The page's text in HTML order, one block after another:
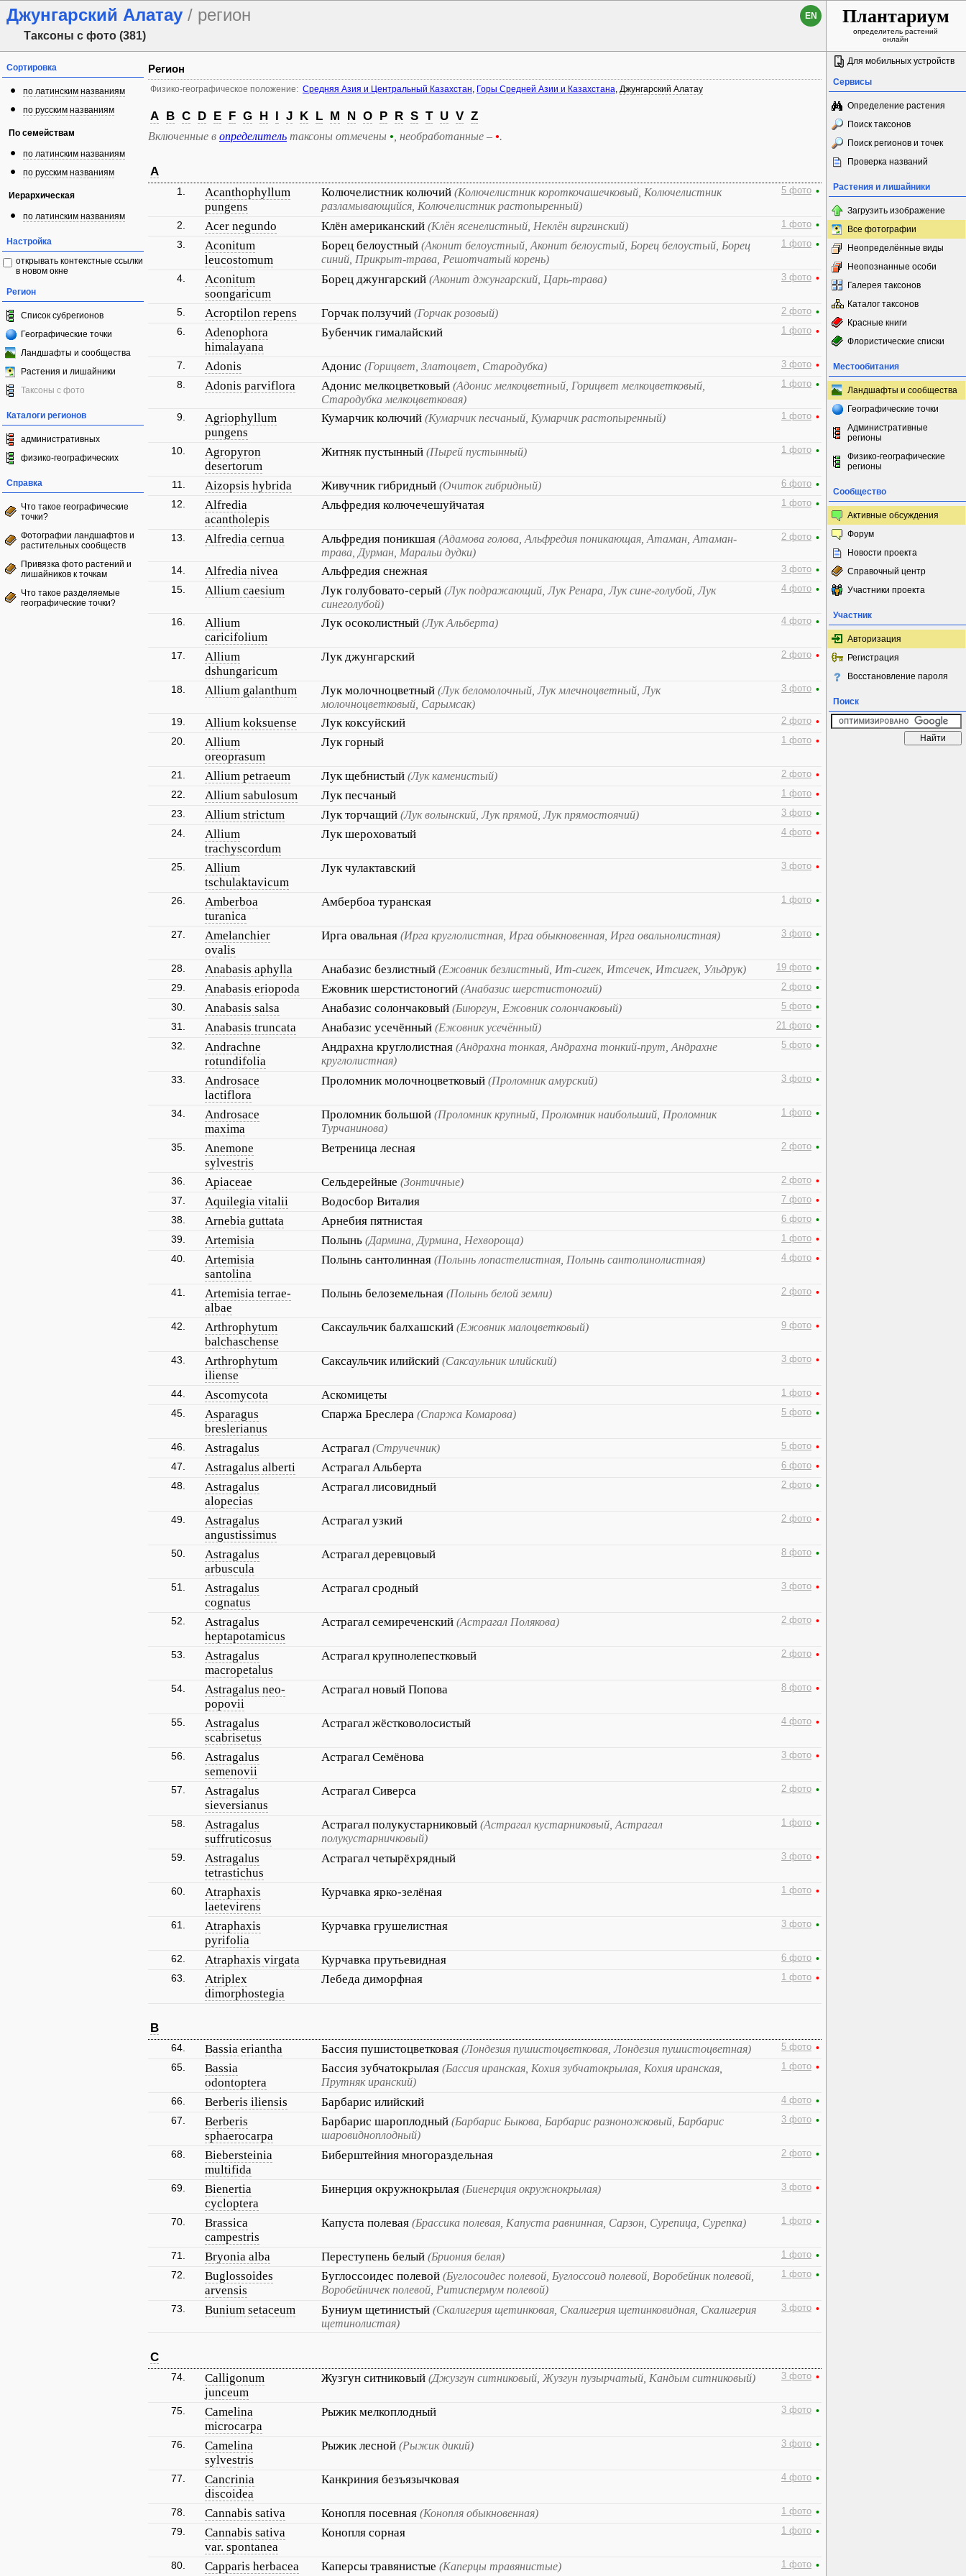
Джунгарский Алатау / регион
Таксоны с фото (381)
EN Плантариум
определитель растений
онлайн
Сортировка
по латинским названиям
по русским названиям
По семействам
по латинским названиям
по русским названиям
Иерархическая
по латинским названиям
Настройка
открывать контекстные ссылки
в новом окне
Регион
Список субрегионов
Географические точки
Ландшафты и сообщества
Растения и лишайники
Таксоны с фото
Каталоги регионов
административных
физико-географических
Справка
Что такое географические
точки?
Фотографии ландшафтов и
растительных сообществ
Привязка фото растений и
лишайников к точкам
Что такое разделяемые
географические точки?
Регион
Физико-географическое положение: Средняя Азия и Центральный Казахстан, Горы Средней Азии и Казахстана, Джунгарский Алатау
A B C D E F G H I J K L M N O P R S T U V Z
Включенные в определитель таксоны отмечены • , необработанные – •.
A
1.
Acanthophyllum
pungens
Колючелистник колючий (Колючелистник короткочашечковый, Колючелистник
разламывающийся, Колючелистник растопыренный)
5 фото •
2. Acer negundo Клён американский (Клён ясенелистный, Неклён виргинский) 1 фото •
3.
Aconitum
leucostomum
Борец белоустный (Аконит белоустный, Аконит белоустый, Борец белоустый, Борец
синий, Прикрыт-трава, Решотчатый корень)
1 фото •
4.
Aconitum
soongaricum
Борец джунгарский (Аконит джунгарский, Царь-трава) 3 фото •
5. Acroptilon repens Горчак ползучий (Горчак розовый) 2 фото •
6.
Adenophora
himalayana
Бубенчик гималайский 1 фото •
7. Adonis Адонис (Горицвет, Златоцвет, Стародубка) 3 фото •
8.
Adonis parviflora Адонис мелкоцветковый (Адонис мелкоцветный, Горицвет мелкоцветковый,
Стародубка мелкоцветковая)
1 фото •
9.
Agriophyllum
pungens
Кумарчик колючий (Кумарчик песчаный, Кумарчик растопыренный) 1 фото •
10.
Agropyron
desertorum
Житняк пустынный (Пырей пустынный) 1 фото •
11. Aizopsis hybrida Живучник гибридный (Очиток гибридный) 6 фото •
12.
Alfredia
acantholepis
Альфредия колючечешуйчатая 1 фото •
13. Alfredia cernua Альфредия поникшая (Адамова голова, Альфредия поникающая, Атаман, Атаман-
трава, Дурман, Маральи дудки)
2 фото •
14. Alfredia nivea Альфредия снежная 3 фото •
15.
Allium caesium Лук голубовато-серый (Лук подражающий, Лук Ренара, Лук сине-голубой, Лук
синеголубой)
4 фото •
16.
Allium
caricifolium
Лук осоколистный (Лук Альберта) 4 фото •
17.
Allium
dshungaricum
Лук джунгарский 2 фото •
18. Allium galanthum Лук молочноцветный (Лук беломолочный, Лук млечноцветный, Лук
молочноцветковый, Сарымсак)
3 фото •
19. Allium koksuense Лук коксуйский 2 фото •
20.
Allium
oreoprasum
Лук горный 1 фото •
21. Allium petraeum Лук щебнистый (Лук каменистый) 2 фото •
22.
Allium sabulosum Лук песчаный 1 фото •
23.
Allium strictum Лук торчащий (Лук волынский, Лук прямой, Лук прямостоячий) 3 фото •
24.
Allium
trachyscordum
Лук шероховатый 4 фото •
25.
Allium
tschulaktavicum
Лук чулактавский 3 фото •
26.
Amberboa
turanica
Амбербоа туранская 1 фото •
27.
Amelanchier
ovalis
Ирга овальная (Ирга круглолистная, Ирга обыкновенная, Ирга овальнолистная) 3 фото •
28. Anabasis aphylla Анабазис безлистный (Ежовник безлистный, Ит-сигек, Итсечек, Итсигек, Ульдрук) 19 фото •
29.
Anabasis eriopoda Ежовник шерстистоногий (Анабазис шерстистоногий) 2 фото •
30.
Anabasis salsa Анабазис солончаковый (Биюргун, Ежовник солончаковый) 5 фото •
31.
Anabasis truncata Анабазис усечённый (Ежовник усечённый) 21 фото •
32.
Andrachne
rotundifolia
Андрахна круглолистная (Андрахна тонкая, Андрахна тонкий-прут, Андрахне
круглолистная)
5 фото •
33.
Androsace
lactiflora
Проломник молочноцветковый (Проломник амурский) 3 фото •
34.
Androsace
maxima
Проломник большой (Проломник крупный, Проломник наибольший, Проломник
Турчанинова)
1 фото •
35.
Anemone
sylvestris
Ветреница лесная 2 фото •
36. Apiaceae Сельдерейные (Зонтичные) 2 фото •
37.
Aquilegia vitalii Водосбор Виталия 7 фото •
38.
Arnebia guttata Арнебия пятнистая 6 фото •
39.
Artemisia Полынь (Дармина, Дурмина, Нехвороща) 1 фото •
40.
Artemisia
santolina
Полынь сантолинная (Полынь лопастелистная, Полынь сантолинолистная) 4 фото •
41.
Artemisia terrae-
albae
Полынь белоземельная (Полынь белой земли) 2 фото •
42.
Arthrophytum
balchaschense
Саксаульчик балхашский (Ежовник малоцветковый) 9 фото •
43.
Arthrophytum
iliense
Саксаульчик илийский (Саксаульник илийский) 3 фото •
44. Ascomycota Аскомицеты 1 фото •
45.
Asparagus
breslerianus
Спаржа Бреслера (Спаржа Комарова) 5 фото •
46. Astragalus Астрагал (Стручечник) 5 фото •
47.
Astragalus alberti Астрагал Альберта 6 фото •
48.
Astragalus
alopecias
Астрагал лисовидный 2 фото •
49.
Astragalus
angustissimus
Астрагал узкий 2 фото •
50.
Astragalus
arbuscula
Астрагал деревцовый 8 фото •
51.
Astragalus
cognatus
Астрагал сродный 3 фото •
52.
Astragalus
heptapotamicus
Астрагал семиреченский (Астрагал Полякова) 2 фото •
53.
Astragalus
macropetalus
Астрагал крупнолепестковый 2 фото •
54.
Astragalus neo-
popovii
Астрагал новый Попова 8 фото •
55.
Astragalus
scabrisetus
Астрагал жёстковолосистый 4 фото •
56.
Astragalus
semenovii
Астрагал Семёнова 3 фото •
57.
Astragalus
sieversianus
Астрагал Сиверса 2 фото •
58.
Astragalus
suffruticosus
Астрагал полукустарниковый (Астрагал кустарниковый, Астрагал
полукустарничковый)
1 фото •
59.
Astragalus
tetrastichus
Астрагал четырёхрядный 3 фото •
60.
Atraphaxis
laetevirens
Курчавка ярко-зелёная 1 фото •
61.
Atraphaxis
pyrifolia
Курчавка грушелистная 3 фото •
62. Atraphaxis virgata Курчавка прутьевидная 6 фото •
63.
Atriplex
dimorphostegia
Лебеда диморфная 1 фото •
B
64. Bassia eriantha Бассия пушистоцветковая (Лондезия пушистоцветковая, Лондезия пушистоцветная) 5 фото •
65.
Bassia
odontoptera
Бассия зубчатокрылая (Бассия иранская, Кохия зубчатокрылая, Кохия иранская,
Прутняк иранский)
1 фото •
66. Berberis iliensis Барбарис илийский 4 фото •
67.
Berberis
sphaerocarpa
Барбарис шароплодный (Барбарис Быкова, Барбарис разноножковый, Барбарис
шаровидноплодный)
3 фото •
68.
Biebersteinia
multifida
Биберштейния многораздельная 2 фото •
69.
Bienertia
cycloptera
Бинерция окружнокрылая (Биенерция окружнокрылая) 3 фото •
70.
Brassica
campestris
Капуста полевая (Брассика полевая, Капуста равнинная, Сарзон, Сурепица, Сурепка) 1 фото •
71. Bryonia alba Переступень белый (Бриония белая) 1 фото •
72.
Buglossoides
arvensis
Буглоссоидес полевой (Буглосоидес полевой, Буглоссоид полевой, Воробейник полевой,
Воробейничек полевой, Ритиспермум полевой)
1 фото •
73. Bunium setaceum Буниум щетинистый (Скалигерия щетинковая, Скалигерия щетинковидная, Скалигерия
щетинолистая)
3 фото •
C
74.
Calligonum
junceum
Жузгун ситниковый (Джузгун ситниковый, Жузгун пузырчатый, Кандым ситниковый) 3 фото •
75.
Camelina
microcarpa
Рыжик мелкоплодный 3 фото •
76.
Camelina
sylvestris
Рыжик лесной (Рыжик дикий) 3 фото •
77.
Cancrinia
discoidea
Канкриния безъязычковая 4 фото •
78. Cannabis sativa Конопля посевная (Конопля обыкновенная) 1 фото •
79.
Cannabis sativa
var. spontanea
Конопля сорная 1 фото •
80. Capparis herbacea Каперсы травянистые (Каперцы травянистые) 1 фото •
Для мобильных устройств
Сервисы
Определение растения
Поиск таксонов
Поиск регионов и точек
Проверка названий
Растения и лишайники
Загрузить изображение
Все фотографии
Неопределённые виды
Неопознанные особи
Галерея таксонов
Каталог таксонов
Красные книги
Флористические списки
Местообитания
Ландшафты и сообщества
Географические точки
Административные
регионы
Физико-географические
регионы
Сообщество
Активные обсуждения
Форум
Новости проекта
Справочный центр
Участники проекта
Участник
Авторизация
Регистрация
Восстановление пароля
Поиск